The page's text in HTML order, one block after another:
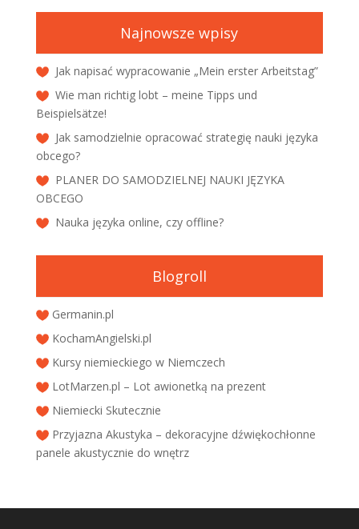
Najnowsze wpisy
Jak napisać wypracowanie „Mein erster Arbeitstag”
Wie man richtig lobt – meine Tipps und
Beispielsätze!
Jak samodzielnie opracować strategię nauki języka
obcego?
PLANER DO SAMODZIELNEJ NAUKI JĘZYKA
OBCEGO
Nauka języka online, czy offline?
Blogroll
Germanin.pl
KochamAngielski.pl
Kursy niemieckiego w Niemczech
LotMarzen.pl – Lot awionetką na prezent
Niemiecki Skutecznie
Przyjazna Akustyka – dekoracyjne dźwiękochłonne
panele akustycznie do wnętrz